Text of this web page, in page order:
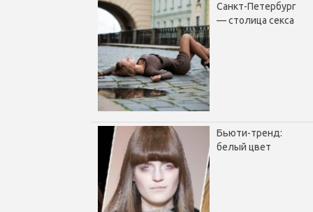
Санкт-Петербург
— столица секса
Бьюти-тренд:
белый цвет